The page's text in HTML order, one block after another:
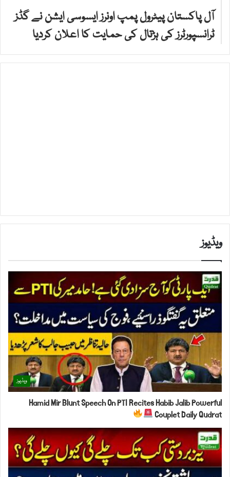
آل پاکستان پیٹرول پمپ اونرز ایسوسی ایشن نے گڈز
ٹرانسپورٹرز کی ہڑتال کی حمایت کا اعلان کردیا
ویڈیوز
ویڈیوز
Hamid Mir Blunt Speech On PTI Recites Habib Jalib Powerful
Couplet Daily Qudrat